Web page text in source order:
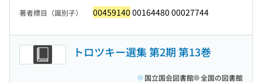
著者標目（識別子） 00459140 00164480 00027744
トロツキー選集 第2期 第13巻
国立国会図書館 全国の図書館